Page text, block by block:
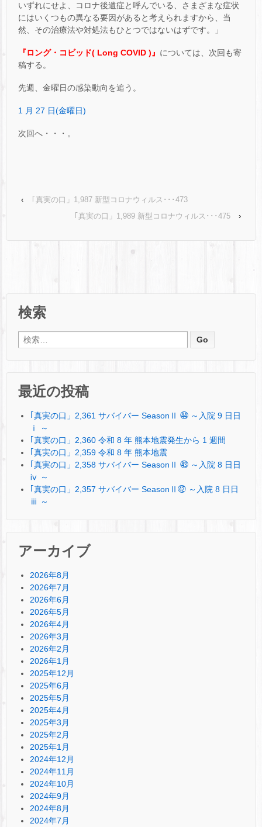
いずれにせよ、コロナ後遺症と呼んでいる、さまざまな症状
にはいくつもの異なる要因があると考えられますから、当
然、その治療法や対処法もひとつではないはずです。」
『ロング・コビッド( Long COVID )』 については、次回も寄
稿する。
先週、金曜日の感染動向を追う。
1 月 27 日(金曜日)
次回へ・・・。
‹
｢真実の口」1,987 新型コロナウィルス･･･473
｢真実の口」1,989 新型コロナウィルス･･･475
›
検索
検索:
最近の投稿
｢真実の口」2,361 サバイバー SeasonⅡ ㊹ ～入院 9 日日
ⅰ ～
｢真実の口」2,360 令和 8 年 熊本地震発生から 1 週間
｢真実の口」2,359 令和 8 年 熊本地震
｢真実の口」2,358 サバイバー SeasonⅡ ㊸ ～入院 8 日日
ⅳ ～
｢真実の口」2,357 サバイバー SeasonⅡ㊷ ～入院 8 日日
ⅲ ～
アーカイブ
2026年8月
2026年7月
2026年6月
2026年5月
2026年4月
2026年3月
2026年2月
2026年1月
2025年12月
2025年6月
2025年5月
2025年4月
2025年3月
2025年2月
2025年1月
2024年12月
2024年11月
2024年10月
2024年9月
2024年8月
2024年7月